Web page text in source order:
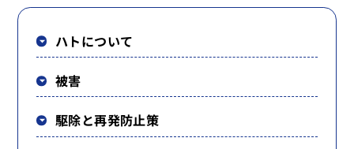
ハトについて
被害
駆除と再発防止策